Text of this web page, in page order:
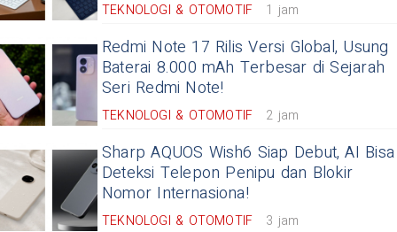
TEKNOLOGI & OTOMOTIF 1 jam
Redmi Note 17 Rilis Versi Global, Usung
Baterai 8.000 mAh Terbesar di Sejarah
Seri Redmi Note!
TEKNOLOGI & OTOMOTIF 2 jam
Sharp AQUOS Wish6 Siap Debut, AI Bisa
Deteksi Telepon Penipu dan Blokir
Nomor Internasiona!
TEKNOLOGI & OTOMOTIF 3 jam